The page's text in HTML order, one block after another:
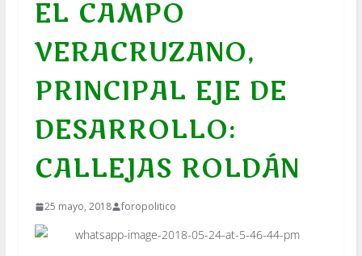
EL CAMPO
VERACRUZANO,
PRINCIPAL EJE DE
DESARROLLO:
CALLEJAS ROLDÁN
25 mayo, 2018 foropolitico